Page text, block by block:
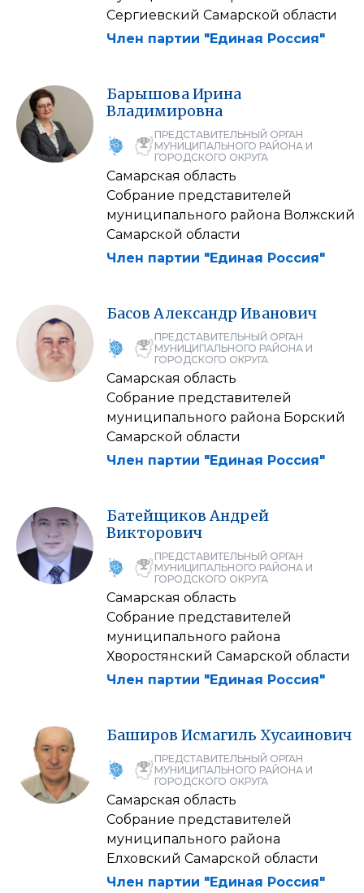
Сергиевский Самарской области
Член партии "Единая Россия"
Барышова Ирина
Владимировна
ПРЕДСТАВИТЕЛЬНЫЙ ОРГАН
МУНИЦИПАЛЬНОГО РАЙОНА И
ГОРОДСКОГО ОКРУГА
Самарская область
Собрание представителей
муниципального района Волжский
Самарской области
Член партии "Единая Россия"
Басов Александр Иванович
ПРЕДСТАВИТЕЛЬНЫЙ ОРГАН
МУНИЦИПАЛЬНОГО РАЙОНА И
ГОРОДСКОГО ОКРУГА
Самарская область
Собрание представителей
муниципального района Борский
Самарской области
Член партии "Единая Россия"
Батейщиков Андрей
Викторович
ПРЕДСТАВИТЕЛЬНЫЙ ОРГАН
МУНИЦИПАЛЬНОГО РАЙОНА И
ГОРОДСКОГО ОКРУГА
Самарская область
Собрание представителей
муниципального района
Хворостянский Самарской области
Член партии "Единая Россия"
Баширов Исмагиль Хусаинович
ПРЕДСТАВИТЕЛЬНЫЙ ОРГАН
МУНИЦИПАЛЬНОГО РАЙОНА И
ГОРОДСКОГО ОКРУГА
Самарская область
Собрание представителей
муниципального района
Елховский Самарской области
Член партии "Единая Россия"